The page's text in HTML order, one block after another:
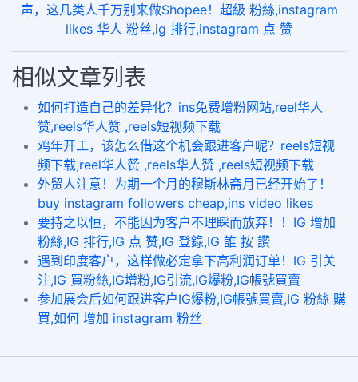
声，这几类人千万别来做Shopee！超級 粉絲,instagram
likes 华人 粉丝,ig 排行,instagram 点 赞
相似文章列表
如何打造自己的差异化？ins免费增粉网站,reel华人
赞,reels华人赞 ,reels短视频下载
鸡年开工，该怎么借这个机会跟进客户呢？reels短视
频下载,reel华人赞 ,reels华人赞 ,reels短视频下载
外贸人注意！为期一个月的穆斯林斋月已经开始了！
buy instagram followers cheap,ins video likes
要持之以恒，不能因为客户不理睬而放弃！！IG 增加
粉絲,IG 排行,IG 点 赞,IG 登錄,IG 誰 按 讚
遇到印度客户，这样做必定拿下高利润订单！IG 引关
注,IG 買粉絲,IG增粉,IG引流,IG爆粉,IG帳號買賣
参加展会后如何跟进客户IG爆粉,IG帳號買賣,IG 粉絲 購
買,如何 增加 instagram 粉丝